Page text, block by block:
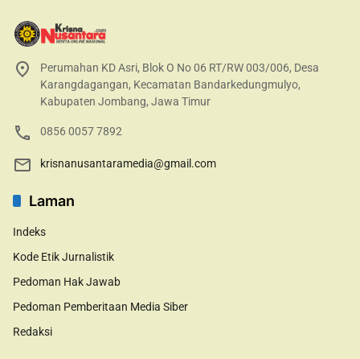
Perumahan KD Asri, Blok O No 06 RT/RW 003/006, Desa
Karangdagangan, Kecamatan Bandarkedungmulyo,
Kabupaten Jombang, Jawa Timur
0856 0057 7892
krisnanusantaramedia@gmail.com
Laman
Indeks
Kode Etik Jurnalistik
Pedoman Hak Jawab
Pedoman Pemberitaan Media Siber
Redaksi